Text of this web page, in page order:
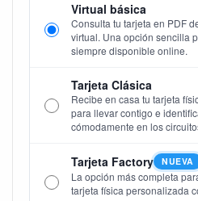
Virtual básica
Consulta tu tarjeta en PDF
virtual. Una opción sencilla
siempre disponible online.
Tarjeta Clásica
Recibe en casa tu tarjeta
para llevar contigo e
cómodamente en los
Tarjeta Factory NUEVA
La opción más completa
tarjeta física personalizada